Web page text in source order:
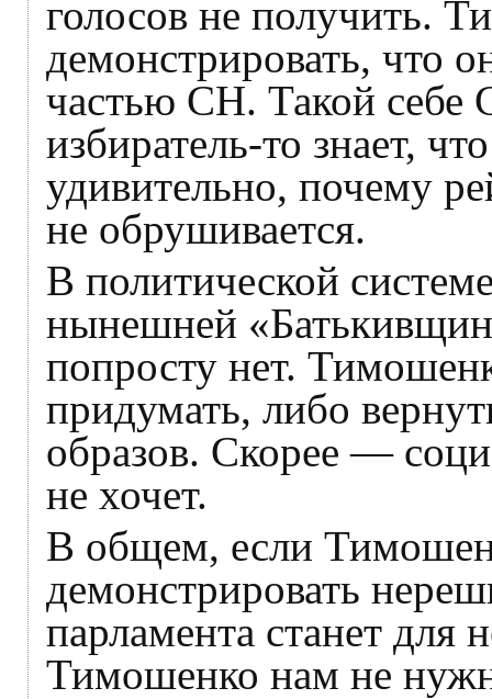
голосов не получить.
демонстрировать, что
частью СН. Такой
избиратель-то знает,
удивительно, почему
не обрушивается.
В политической
нынешней
попросту нет.
придумать, либо
образов. Скорее —
не хочет.
В общем, если
демонстрировать
парламента станет для
Тимошенко нам не